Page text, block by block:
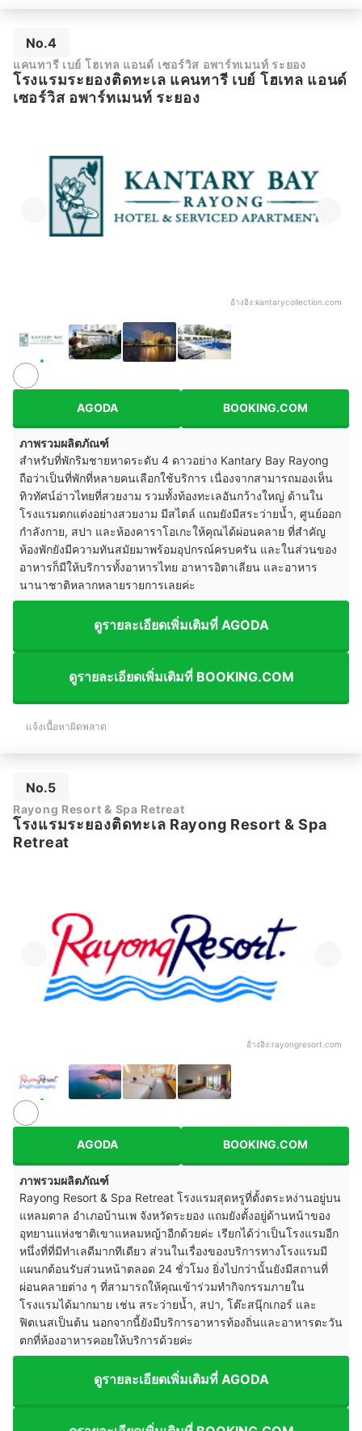
No.4
แคนทารี เบย์ โฮเทล แอนด์ เซอร์วิส อพาร์ทเมนท์ ระยอง
โรงแรมระยองติดทะเล แคนทารี เบย์ โฮเทล แอนด์
เซอร์วิส อพาร์ทเมนท์ ระยอง
อ้างอิง:kantarycollection.com
AGODA BOOKING.COM
ภาพรวมผลิตภัณฑ์
สำหรับที่พักริมชายหาดระดับ 4 ดาวอย่าง Kantary Bay Rayong
ถือว่าเป็นที่พักที่หลายคนเลือกใช้บริการ เนื่องจากสามารถมองเห็น
ทิวทัศน์อ่าวไทยที่สวยงาม รวมทั้งท้องทะเลอันกว้างใหญ่ ด้านใน
โรงแรมตกแต่งอย่างสวยงาม มีสไตล์ แถมยังมีสระว่ายน้ำ, ศูนย์ออก
กำลังกาย, สปา และห้องคาราโอเกะให้คุณได้ผ่อนคลาย ที่สำคัญ
ห้องพักยังมีความทันสมัยมาพร้อมอุปกรณ์ครบครัน และในส่วนของ
อาหารก็มีให้บริการทั้งอาหารไทย อาหารอิตาเลียน และอาหาร
นานาชาติหลากหลายรายการเลยค่ะ
ดูรายละเอียดเพิ่มเติมที่ AGODA
ดูรายละเอียดเพิ่มเติมที่ BOOKING.COM
แจ้งเนื้อหาผิดพลาด
No.5
Rayong Resort & Spa Retreat
โรงแรมระยองติดทะเล Rayong Resort & Spa
Retreat
อ้างอิง:rayongresort.com
AGODA BOOKING.COM
ภาพรวมผลิตภัณฑ์
Rayong Resort & Spa Retreat โรงแรมสุดหรูที่ตั้งตระหง่านอยู่บน
แหลมตาล อำเภอบ้านเพ จังหวัดระยอง แถมยังตั้งอยู่ด้านหน้าของ
อุทยานแห่งชาติเขาแหลมหญ้าอีกด้วยค่ะ เรียกได้ว่าเป็นโรงแรมอีก
หนึ่งที่ที่มีทำเลดีมากทีเดียว ส่วนในเรื่องของบริการทางโรงแรมมี
แผนกต้อนรับส่วนหน้าตลอด 24 ชั่วโมง ยิ่งไปกว่านั้นยังมีสถานที่
ผ่อนคลายต่าง ๆ ที่สามารถให้คุณเข้าร่วมทำกิจกรรมภายใน
โรงแรมได้มากมาย เช่น สระว่ายน้ำ, สปา, โต๊ะสนุ๊กเกอร์ และ
ฟิตเนสเป็นต้น นอกจากนี้ยังมีบริการอาหารท้องถิ่นและอาหารตะวัน
ตกที่ห้องอาหารคอยให้บริการด้วยค่ะ
ดูรายละเอียดเพิ่มเติมที่ AGODA